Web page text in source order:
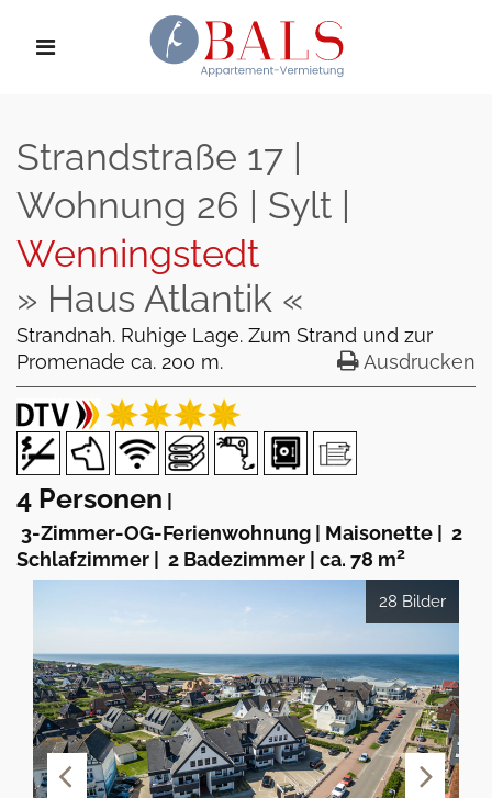
Strandstraße 17 |
Wohnung 26 | Sylt |
Wenningstedt
» Haus Atlantik «
Strandnah. Ruhige Lage. Zum Strand und zur
Promenade ca. 200 m.
Ausdrucken
4 Personen
3-Zimmer-OG-Ferienwohnung | Maisonette
2
Schlafzimmer
2 Badezimmer ca. 78 m2
28 Bilder